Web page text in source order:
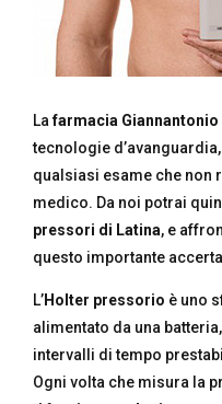
Lafarmacia Giannantonio
tecnologie
qualsiasi esame che non
medico. Da noi potrai
pressori di Latina, e
questo importante
L’Holter pressorio è uno
alimentato da una
intervalli di tempo
Ogni volta che misura la